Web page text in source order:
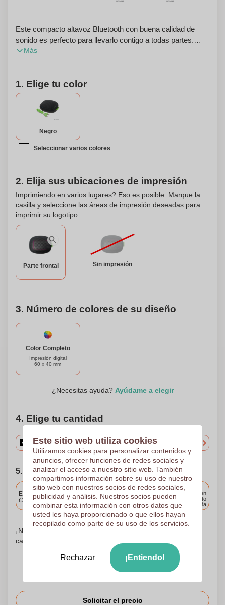
Este compacto altavoz Bluetooth con buena calidad de
sonido es perfecto para llevarlo contigo a todas partes.
Cuenta con una lámpara de discoteca multicolor
Bluetooth o utiliza la conexión AUX para dispositivos
externos. El altavoz viene con un cable USB para facilitar
su carga. ¡Personalízalo con tu propio nombre o mensaje!
Más
1. Elige tu color
Negro
Seleccionar varios colores
2. Elija sus ubicaciones de impresión
Imprimiendo en varios lugares? Eso es posible. Marque la
casilla y seleccione las áreas de impresión deseadas para
imprimir su logotipo.
Parte frontal Sin impresión
3. Número de colores de su diseño
Color Completo
Impresión digital
60 x 40 mm
¿Necesitas ayuda? Ayúdame a elegir
4. Elige tu cantidad
5. Elija su fecha de envío
Incluido
Entrega estándar
Cargue y apruebe sus archivos antes de las 9.30 a.m.
Entrega en
cualquier punto
de España
¡No te preocupes! Simplemente suba sus archivos a la
canasta de compras
Solicitar el precio
Este sitio web utiliza cookies
Utilizamos cookies para personalizar contenidos y
anuncios, ofrecer funciones de redes sociales y
analizar el acceso a nuestro sitio web. También
compartimos información sobre su uso de nuestro
sitio web con nuestros socios de redes sociales,
publicidad y análisis. Nuestros socios pueden
combinar esta información con otros datos que
usted les haya proporcionado o que ellos hayan
recopilado como parte de su uso de los servicios.
Rechazar ¡Entiendo!